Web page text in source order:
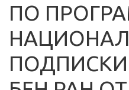
ПО
ПОДПИСКИ